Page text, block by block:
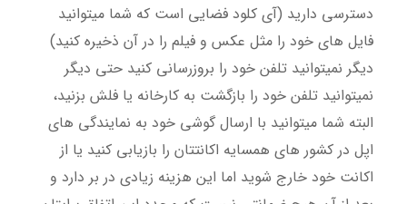
دسترسی دارید (آی کلود فضایی است که شما میتوانید
فایل های خود را مثل عکس و فیلم را در آن ذخیره کنید)
دیگر نمیتوانید تلفن خود را بروزرسانی کنید حتی دیگر
نمیتوانید تلفن خود را بازگشت به کارخانه یا فلش بزنید،
البته شما میتوانید با ارسال گوشی خود به نمایندگی های
اپل در کشور های همسایه اکانتتان را بازیابی کنید یا از
اکانت خود خارج شوید اما این هزینه زیادی در بر دارد و